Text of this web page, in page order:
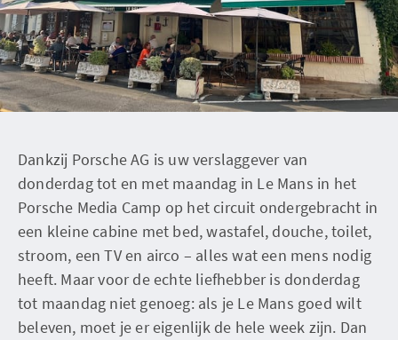
Dankzij Porsche AG is uw verslaggever van
donderdag tot en met maandag in Le Mans in het
Porsche Media Camp op het circuit ondergebracht in
een kleine cabine met bed, wastafel, douche, toilet,
stroom, een TV en airco – alles wat een mens nodig
heeft. Maar voor de echte liefhebber is donderdag
tot maandag niet genoeg: als je Le Mans goed wilt
beleven, moet je er eigenlijk de hele week zijn. Dan